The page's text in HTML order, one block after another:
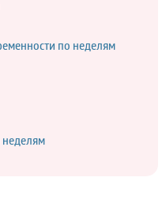
по неделям
неделям